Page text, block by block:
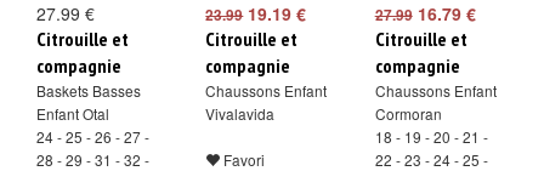
27.99 €
Citrouille et
compagnie
Baskets Basses
Enfant Otal
24 - 25 - 26 - 27 -
28 - 29 - 31 - 32 -
23.9919.19 €
Citrouille et
compagnie
Chaussons Enfant
Vivalavida
Favori
27.9916.79 €
Citrouille et
compagnie
Chaussons Enfant
Cormoran
18 - 19 - 20 - 21 -
22 - 23 - 24 - 25 -